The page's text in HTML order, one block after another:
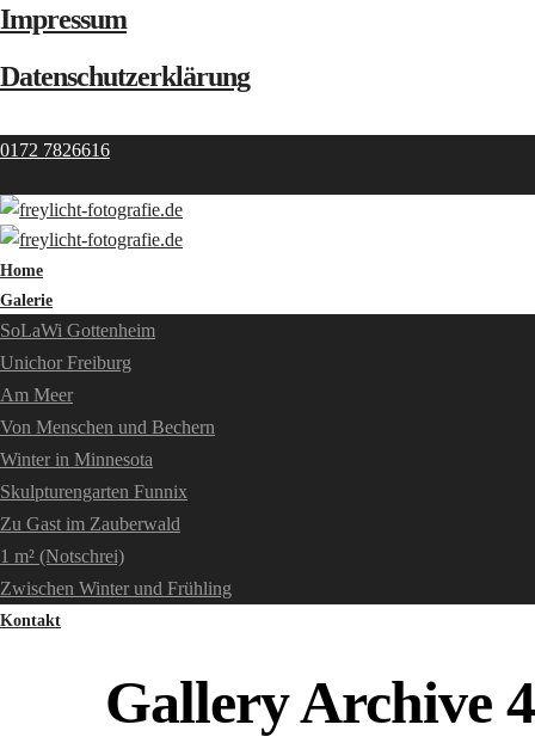
Impressum
Datenschutzerklärung
0172 7826616
Home
Galerie
SoLaWi Gottenheim
Unichor Freiburg
Am Meer
Von Menschen und Bechern
Winter in Minnesota
Skulpturengarten Funnix
Zu Gast im Zauberwald
1 m² (Notschrei)
Zwischen Winter und Frühling
Kontakt
Gallery Archive 4